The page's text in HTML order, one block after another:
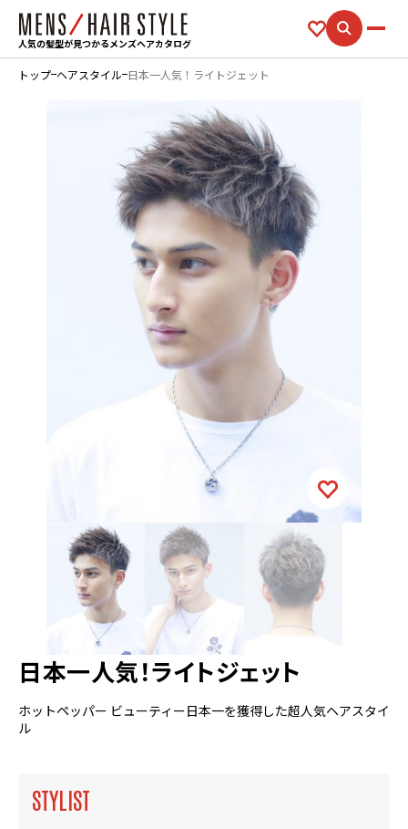
人気の髪型が見つかるメンズヘアカタログ
トップ ヘアスタイル 日本一人気！ライトジェット
日本一人気！ライトジェット
ホットペッパー ビューティー日本一を獲得した超人気ヘアスタイ
ル
STYLIST